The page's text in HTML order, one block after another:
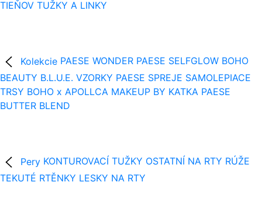
TIEŇOV TUŽKY A LINKY
Kolekcie PAESE WONDER PAESE SELFGLOW BOHO
BEAUTY B.L.U.E. VZORKY PAESE SPREJE SAMOLEPIACE
TRSY BOHO x APOLLCA MAKEUP BY KATKA PAESE
BUTTER BLEND
Pery KONTUROVACÍ TUŽKY OSTATNÍ NA RTY RÚŽE
TEKUTÉ RTĚNKY LESKY NA RTY